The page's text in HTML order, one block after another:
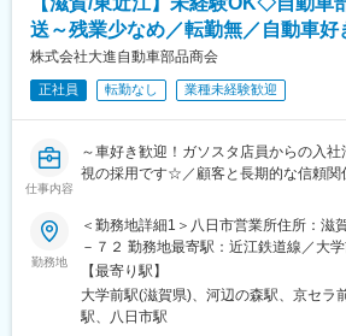
輸出に従事し、最近は鉄道用部品の海外
ど、自動車部品の枠を超えて事業の拡大
年に一度といわれる自動車業界の大変革
い歴史と実績に安住することなく広く新
変更の範囲：会社の定める業務
・お客様に応じて定期的に訪問、電話
ないか確認を行っていただきます。
・電話やFAXで注文を受けることもあり
※受発注処理や納期管理、見積作成など
出と事務作業のバランスが取れた仕事で
＼お客様が滋賀県内なので転勤＆長距
／
▼一緒に働くメンバー
全拠点合わせて15名の営業担当が在籍
ガソリンスタンドスタッフや製造職など
た社員も活躍しています。中途入社社員
境です！
送～残業少なめ／転勤無／自動車
株式会社大進自動車部品商会
正社員 転勤なし 業種未経験歓迎
仕事内容
～車好き歓迎！ガソスタ店員からの入
視の採用です☆／顧客と長期的な信頼関
当社は、自動車整備工場やカーディーラ
供する専門商社です。滋賀県内のお客
▼お任せするお仕事
＜業務の流れ＞
（1）すでに取引のあるお客様（主に車
勤務地
＜勤務地詳細1＞八日市営業所住所：滋
－７２ 勤務地最寄駅：近江鉄道線／大
内喫煙可能場所あり＜勤務地詳細2＞五
近江市五個荘石塚町２５１ 勤務地最寄
受動喫煙対策：敷地内喫煙可能場所あり
【最寄り駅】
大学前駅(滋賀県)、河辺の森駅、京セラ
駅、八日市駅